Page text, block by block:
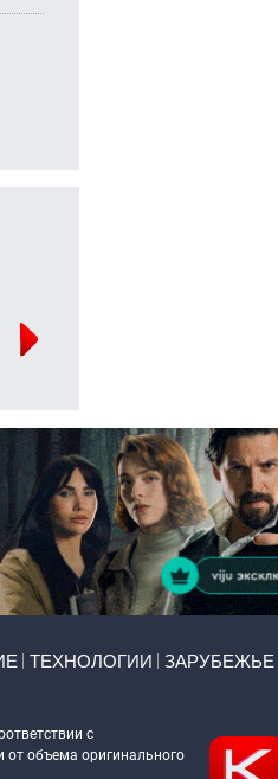
ТЕХНОЛОГИИ ЗАРУБЕЖЬЕ
с
от объема оригинального